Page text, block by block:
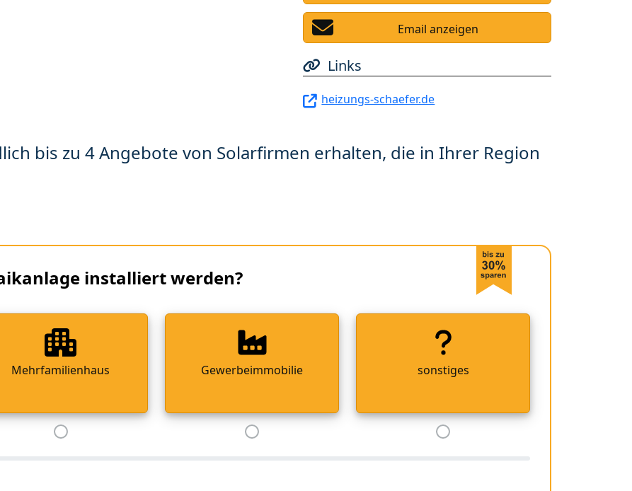
Email anzeigen
Links
heizungs-schaefer.de
bis zu 4 Angebote von Solarfirmen erhalten, die in Ihrer Region
installiert werden?
Mehrfamilienhaus Gewerbeimmobilie sonstiges